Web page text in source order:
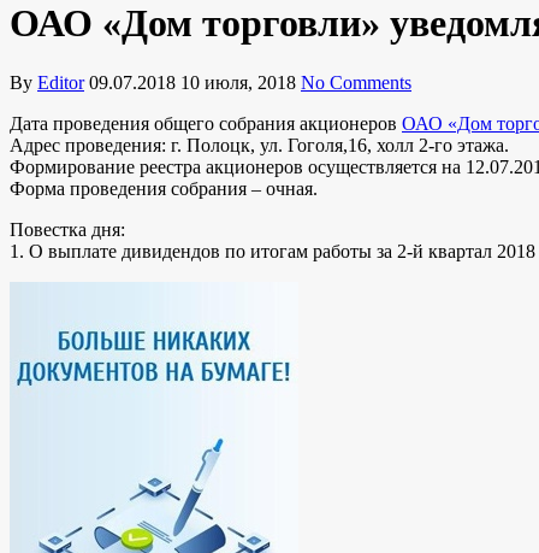
ОАО «Дом торговли»
By Editor 09.07.2018 10 июля, 2018 No Comments
Дата проведения общего собрания акционеров ОАО «Дом
Адрес проведения: г. Полоцк, ул. Гоголя,16, холл 2-го этажа.
Формирование реестра акционеров осуществляется на
Форма проведения собрания – очная.
Повестка дня:
1. О выплате дивидендов по итогам работы за 2-й квартал 2018